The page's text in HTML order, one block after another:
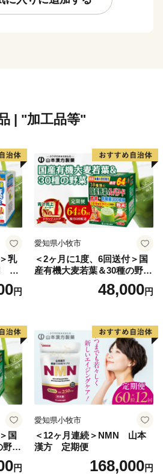
| "加工品等"
乳
山
円
愛知県小牧市
＜2ヶ月に1度、6回送付＞国
産有機大麦若葉＆30種の野
菜 山本漢方 定期便
48,000円
国
野
円
愛知県小牧市
＜12ヶ月連続＞NMN 山本
漢方 定期便
168,000円